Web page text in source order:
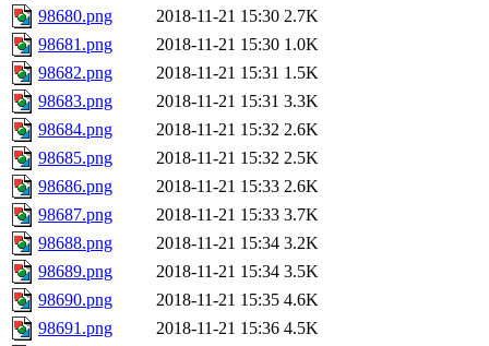
98680.png
2018-11-21 15:30 2.7K
98681.png
2018-11-21 15:30 1.0K
98682.png
2018-11-21 15:31 1.5K
98683.png
2018-11-21 15:31 3.3K
98684.png
2018-11-21 15:32 2.6K
98685.png
2018-11-21 15:32 2.5K
98686.png
2018-11-21 15:33 2.6K
98687.png
2018-11-21 15:33 3.7K
98688.png
2018-11-21 15:34 3.2K
98689.png
2018-11-21 15:34 3.5K
98690.png
2018-11-21 15:35 4.6K
98691.png
2018-11-21 15:36 4.5K